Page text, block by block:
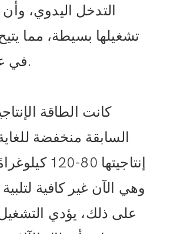
التدخل اليدوي،
تشغيلها بسيطة، مما
في عملية التشكيل.
السابقة منخفضة
إنتاجيتها
وهي الآن غير كافية
على ذلك، يؤدي